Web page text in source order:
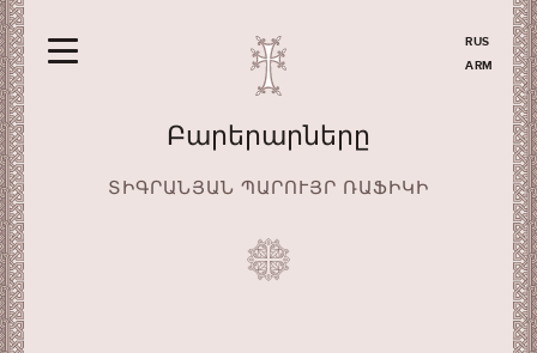
RUS
ARM
Բարերարները
ՏԻԳՐԱՆՅԱՆ ՊԱՐՈՒՅՐ ՌԱՖԻԿԻ